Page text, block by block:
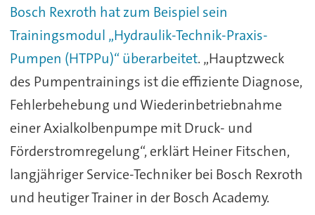
Bosch Rexroth hat zum Beispiel sein
Trainingsmodul „Hydraulik-Technik-Praxis-
Pumpen (HTPPu)“ überarbeitet. „Hauptzweck
des Pumpentrainings ist die effiziente Diagnose,
Fehlerbehebung und Wiederinbetriebnahme
einer Axialkolbenpumpe mit Druck- und
Förderstromregelung“, erklärt Heiner Fitschen,
langjähriger Service-Techniker bei Bosch Rexroth
und heutiger Trainer in der Bosch Academy.